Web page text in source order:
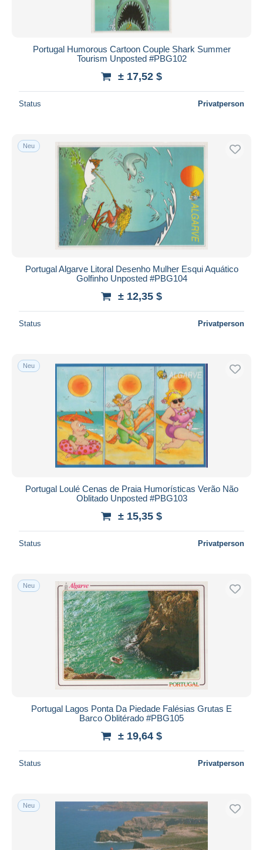
Portugal Humorous Cartoon Couple Shark Summer
Tourism Unposted #PBG102
± 17,52 $
Status Privatperson
Neu
Portugal Algarve Litoral Desenho Mulher Esqui Aquático
Golfinho Unposted #PBG104
± 12,35 $
Status Privatperson
Neu
Portugal Loulé Cenas de Praia Humorísticas Verão Não
Oblitado Unposted #PBG103
± 15,35 $
Status Privatperson
Neu
Portugal Lagos Ponta Da Piedade Falésias Grutas E
Barco Oblitérado #PBG105
± 19,64 $
Status Privatperson
Neu